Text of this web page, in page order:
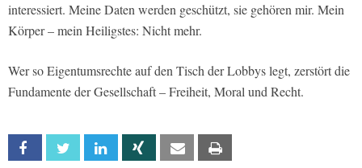
interessiert. Meine Daten werden geschützt, sie gehören mir. Mein
Körper – mein Heiligstes: Nicht mehr.
Wer so Eigentumsrechte auf den Tisch der Lobbys legt, zerstört die
Fundamente der Gesellschaft – Freiheit, Moral und Recht.
Facebook Twitter Linkedin Xing Email